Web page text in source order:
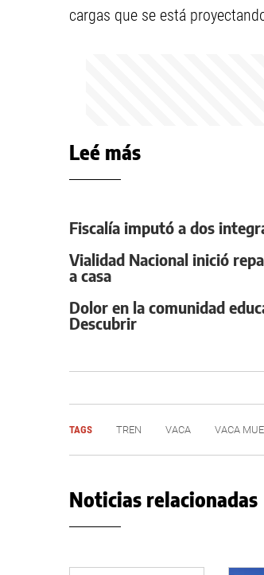
cargas que se está
Leé más
Fiscalía imputó a dos
Vialidad Nacional inició
a casa
Dolor en la comunidad
Descubrir
TAGS TREN VACA VACA
Noticias relacionadas